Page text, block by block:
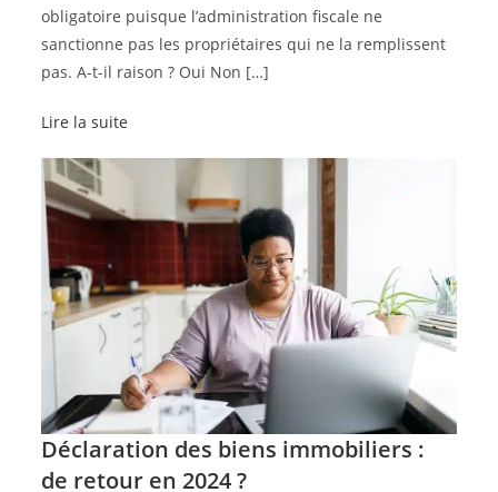
obligatoire puisque l’administration fiscale ne
sanctionne pas les propriétaires qui ne la remplissent
pas. A-t-il raison ? Oui Non […]
Lire la suite
Déclaration des biens immobiliers :
de retour en 2024 ?